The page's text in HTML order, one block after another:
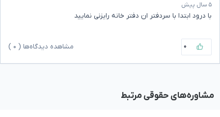
۵ سال پیش
با درود ابتدا با سردفتر ان دفتر خانه رایزنی نمایید
۰ مشاهده دیدگاه‌ها ( ۰
مشاوره‌های حقوقی مرتبط